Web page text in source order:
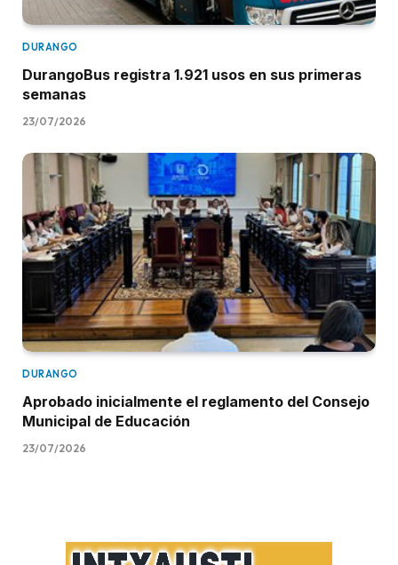
DURANGO
DurangoBus registra 1.921 usos en sus primeras
semanas
23/07/2026
DURANGO
Aprobado inicialmente el reglamento del Consejo
Municipal de Educación
23/07/2026